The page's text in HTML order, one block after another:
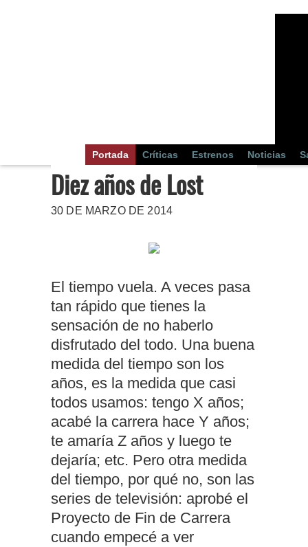
Portada Críticas Estrenos Noticias
Diez años de Lost
30 DE MARZO DE 2014
El tiempo vuela. A veces pasa
tan rápido que tienes la
sensación de no haberlo
disfrutado del todo. Una buena
medida del tiempo son los
años, es la medida que casi
todos usamos: tengo X años;
acabé la carrera hace Y años;
te amaría Z años y luego te
dejaría; etc. Pero otra medida
del tiempo, por qué no, son las
series de televisión: aprobé el
Proyecto de Fin de Carrera
cuando empecé a ver